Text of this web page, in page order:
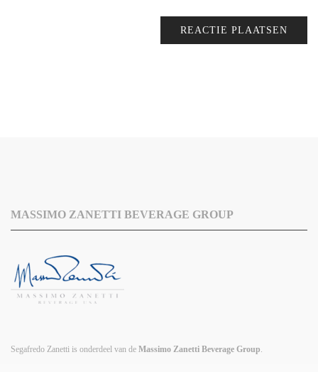
MASSIMO ZANETTI BEVERAGE GROUP
Segafredo Zanetti is onderdeel van de Massimo Zanetti Beverage Group.